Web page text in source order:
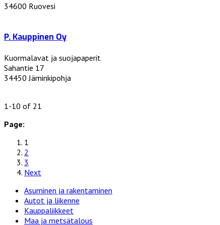
34600 Ruovesi
P. Kauppinen Oy
Kuormalavat ja suojapaperit
Sahantie 17
34450 Jäminkipohja
1-10 of 21
Page:
1
2
3
Next
Asuminen ja rakentaminen
Autot ja liikenne
Kauppaliikkeet
Maa ja metsätalous